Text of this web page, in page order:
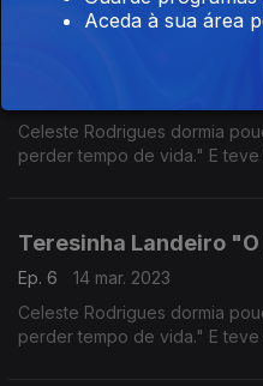
reconhecido. Autoria Ana
Celeste Rodrigues dormia
perder tempo de vida." E teve
Teresinha Landeiro
Ep. 6
14 mar. 2023
Celeste Rodrigues dormia
perder tempo de vida." E teve
Aceda à sua área